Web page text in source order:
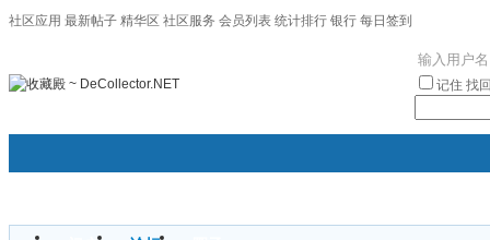
社区应用 最新帖子 精华区 社区服务 会员列表 统计排行 银行 每日签到
记住 找